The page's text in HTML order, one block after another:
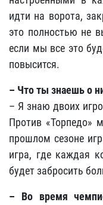
идти на ворота,
это полностью не
если мы все это
повысится.
– Что ты знаешь о
– Я знаю двоих
Против «Торпедо»
прошлом сезоне
игра, где каждая
будет забросить
– Во время